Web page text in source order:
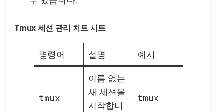
Tmux 세션 관리 치트 시트
명령어 설명 예시
tmux
이름 없는
새 세션을
시작합니
tmux